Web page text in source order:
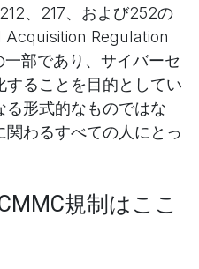
、217、および252の
Regulation
部であり、サイバーセ
ることを目的としてい
る形式的なものではな
関わるすべての人にとっ
規制はここ